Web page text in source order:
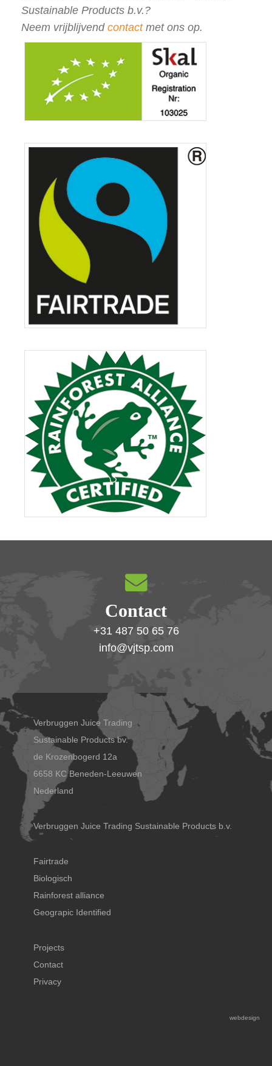
Sustainable Products b.v.?
Neem vrijblijvend contact met ons op.
Contact
+31 487 50 65 76
info@vjtsp.com
Verbruggen Juice Trading
Sustainable Products bv.
de Krozenbogerd 12a
6658 KC Beneden-Leeuwen
Nederland
Verbruggen Juice Trading Sustainable Products b.v.
Fairtrade
Biologisch
Rainforest alliance
Geograpic Identified
Projects
Contact
Privacy
webdesign